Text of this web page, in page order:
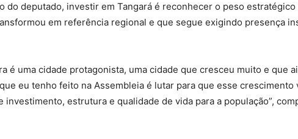
do deputado, investir em Tangará é reconhecer o peso estratégico
em referência regional e que segue exigindo presença
é uma cidade protagonista, uma cidade que cresceu muito e que
eu tenho feito na Assembleia é lutar para que esse crescimento
investimento, estrutura e qualidade de vida para a população”,